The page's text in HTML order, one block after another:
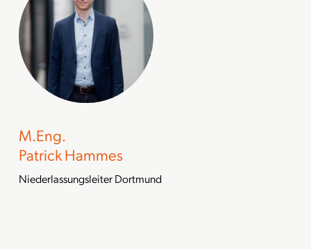
M.Eng.
Patrick Hammes
Niederlassungsleiter Dortmund